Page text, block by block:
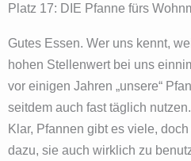
Platz 17: DIE Pfanne fürs
Gutes Essen. Wer uns kennt,
hohen Stellenwert bei uns
vor einigen Jahren „unsere“
seitdem auch fast täglich nutzen.
Klar, Pfannen gibt es viele,
dazu, sie auch wirklich zu